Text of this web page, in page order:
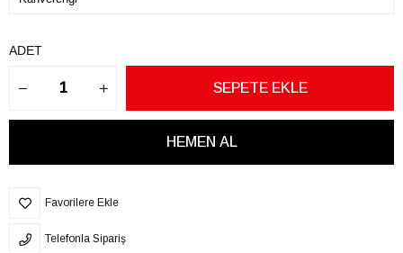
ADET
Favorilere Ekle
Telefonla Sipariş